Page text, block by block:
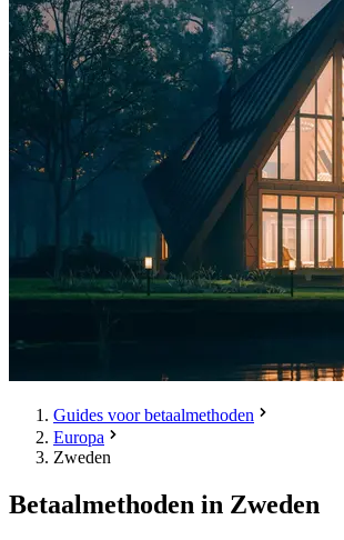
Guides voor betaalmethoden
Europa
Zweden
Betaalmethoden in Zweden